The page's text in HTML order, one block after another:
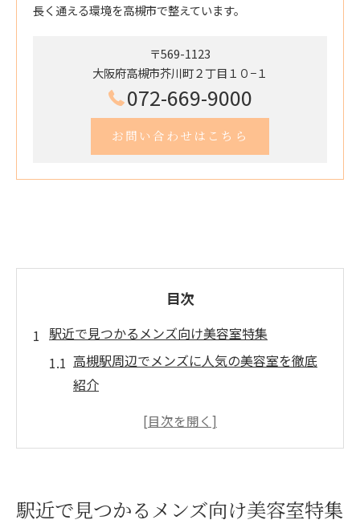
長く通える環境を高槻市で整えています。
〒569-1123
大阪府高槻市芥川町２丁目１０−１
072-669-9000
お問い合わせはこちら
目次
駅近で見つかるメンズ向け美容室特集
高槻駅周辺でメンズに人気の美容室を徹底
紹介
駅近美容室のカット技術が評判の理由とは
予約なしでも安心な便利な美容室の魅力
駅近で見つかるメンズ向け美容室特集